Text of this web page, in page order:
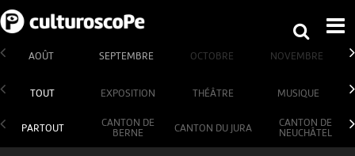
AOÛT SEPTEMBRE OCTOBRE NOVEMBRE
TOUT EXPOSITION THÉÂTRE MUSIQUE
PARTOUT
CANTON DE
BERNE
CANTON DU JURA
CANTON DE
NEUCHÂTEL